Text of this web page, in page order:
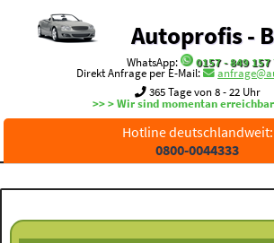
Autoprofis -
WhatsApp:
0157 - 849 157
Direkt Anfrage per E-Mail:
365 Tage von 8 - 22 Uhr
>> > Wir sind momentan
Hotline deutschlandweit:
0800-0044333